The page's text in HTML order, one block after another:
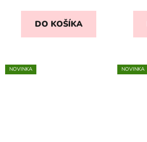
DO KOŠÍKA
NOVINKA NOVINKA